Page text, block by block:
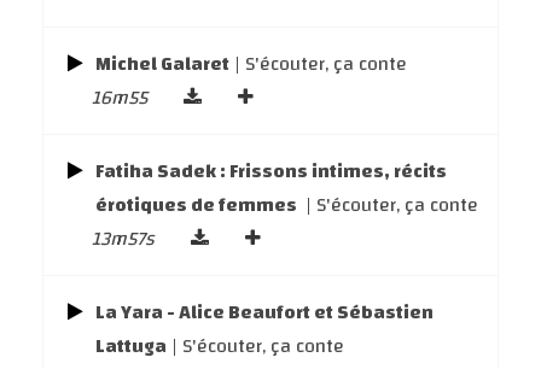
Michel Galaret | S'écouter, ça conte
16m55
Fatiha Sadek : Frissons intimes, récits
érotiques de femmes | S'écouter, ça conte
13m57s
La Yara - Alice Beaufort et Sébastien
Lattuga | S'écouter, ça conte